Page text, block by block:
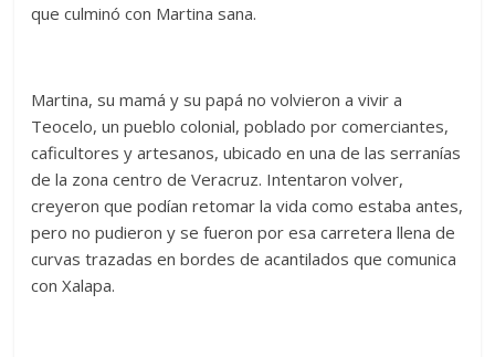
que culminó con Martina sana.
Martina, su mamá y su papá no volvieron a vivir a
Teocelo, un pueblo colonial, poblado por comerciantes,
caficultores y artesanos, ubicado en una de las serranías
de la zona centro de Veracruz. Intentaron volver,
creyeron que podían retomar la vida como estaba antes,
pero no pudieron y se fueron por esa carretera llena de
curvas trazadas en bordes de acantilados que comunica
con Xalapa.